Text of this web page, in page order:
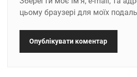
цьому браузері для моїх